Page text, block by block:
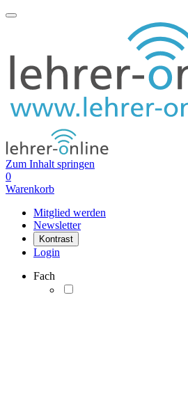
Zum Inhalt springen
0
Warenkorb
Mitglied werden
Newsletter
Kontrast
Login
Fach